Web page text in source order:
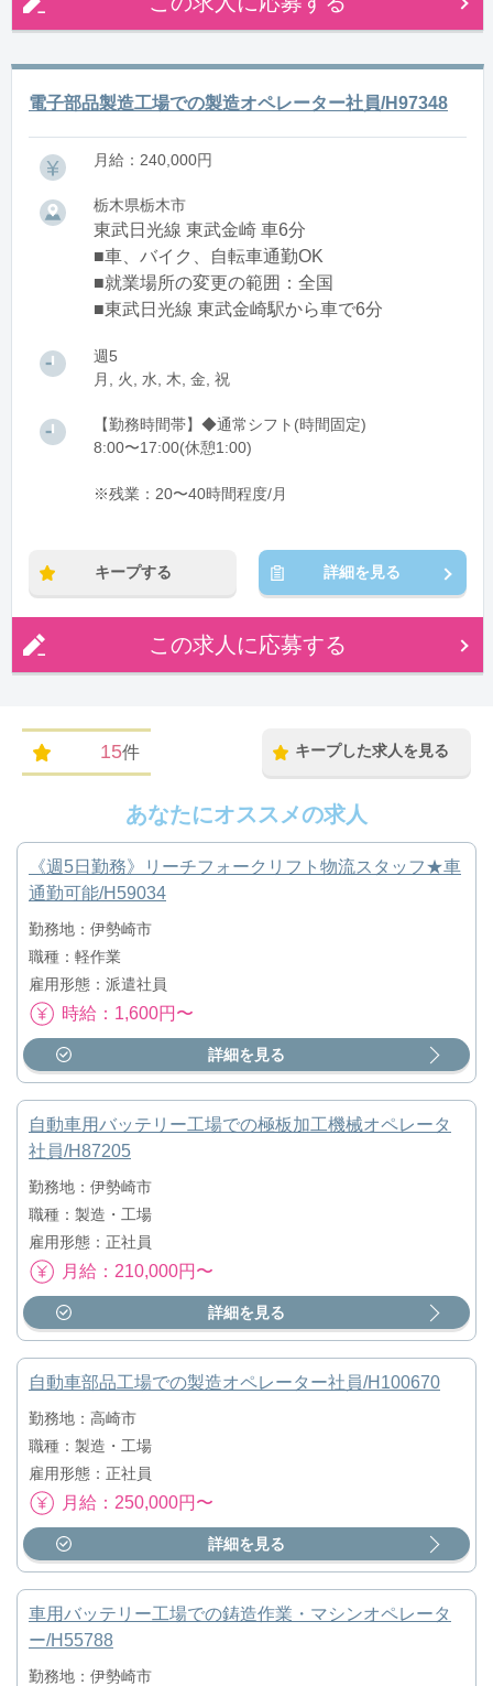
電子部品製造工場での製造オペレーター社員/H97348
月給：240,000円
栃木県栃木市
東武日光線 東武金崎 車6分
■車、バイク、自転車通勤OK
■就業場所の変更の範囲：全国
■東武日光線 東武金崎駅から車で6分
週5
月, 火, 水, 木, 金, 祝
【勤務時間帯】◆通常シフト(時間固定)
8:00〜17:00(休憩1:00)
※残業：20〜40時間程度/月
キープする 詳細を見る
この求人に応募する
15件 キープした求人を見る
あなたにオススメの求人
《週5日勤務》リーチフォークリフト物流スタッフ★車
通勤可能/H59034
勤務地：伊勢崎市
職種：軽作業
雇用形態：派遣社員
時給：1,600円〜
詳細を見る
自動車用バッテリー工場での極板加工機械オペレータ
社員/H87205
勤務地：伊勢崎市
職種：製造・工場
雇用形態：正社員
月給：210,000円〜
詳細を見る
自動車部品工場での製造オペレーター社員/H100670
勤務地：高崎市
職種：製造・工場
雇用形態：正社員
月給：250,000円〜
詳細を見る
車用バッテリー工場での鋳造作業・マシンオペレータ
ー/H55788
勤務地：伊勢崎市